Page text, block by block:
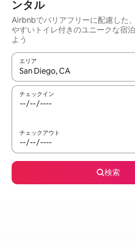
ンタル
Airbnbでバリアフリーに配慮した
やすいトイレ付きのユニークな宿
よう
エリア
検索結果が表示されたら、上下の矢
チェックイン
チェックアウト
検索